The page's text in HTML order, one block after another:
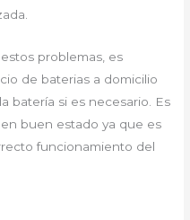
problemas, es
de baterias a domicilio
batería si es necesario. Es
buen estado ya que es
funcionamiento del